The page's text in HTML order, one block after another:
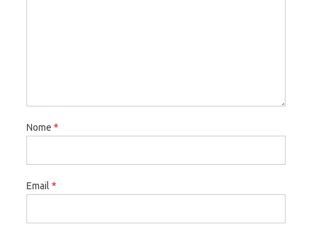
Nome *
Email *